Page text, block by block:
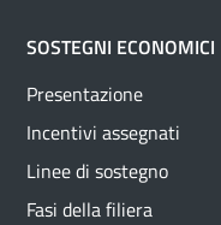
SOSTEGNI ECONOMICI
Presentazione
Incentivi assegnati
Linee di sostegno
Fasi della filiera